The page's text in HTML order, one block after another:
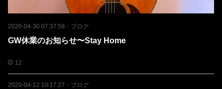
2020-04-30 07:37:58 ・ ブログ
GW休業のお知らせ〜Stay Home
12
2020-04-12 10:17:27 ・ ブログ